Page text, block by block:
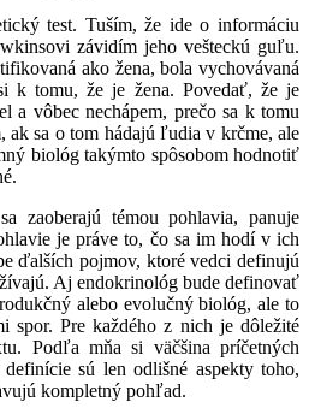
test. Tuším, že ide o informáciu
závidím jeho vešteckú guľu.
ako žena, bola vychovávaná
k tomu, že je žena. Povedať, že je
a vôbec nechápem, prečo sa k tomu
ak sa o tom hádajú ľudia v krčme, ale
biológ takýmto spôsobom hodnotiť
zaoberajú témou pohlavia, panuje
je práve to, čo sa im hodí v ich
ďalších pojmov, ktoré vedci definujú
Aj endokrinológ bude definovať
alebo evolučný biológ, ale to
spor. Pre každého z nich je dôležité
Podľa mňa si väčšina príčetných
sú len odlišné aspekty toho,
kompletný pohľad.